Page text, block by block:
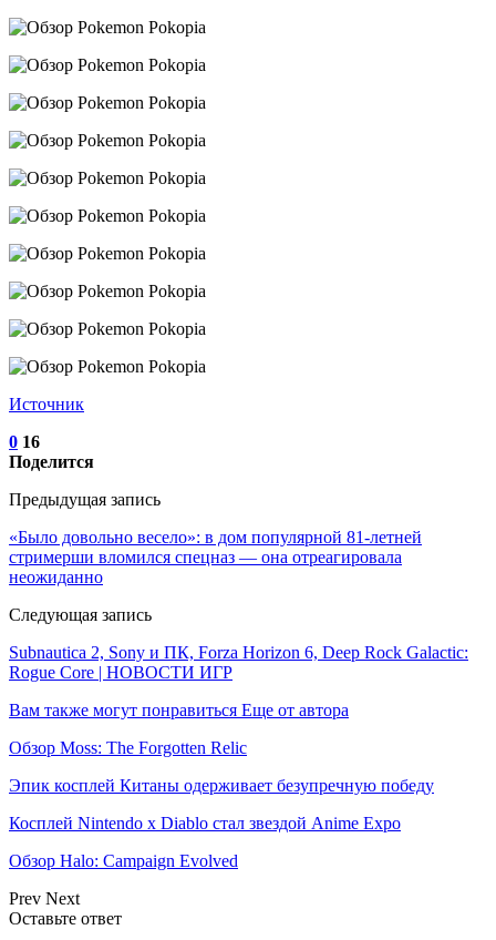
Источник
0 16
Поделится
Предыдущая запись
«Было довольно весело»: в дом популярной 81-летней
стримерши вломился спецназ — она отреагировала
неожиданно
Следующая запись
Subnautica 2, Sony и ПК, Forza Horizon 6, Deep Rock Galactic:
Rogue Core | НОВОСТИ ИГР
Вам также могут понравиться Еще от автора
Обзор Moss: The Forgotten Relic
Эпик косплей Китаны одерживает безупречную победу
Косплей Nintendo x Diablo стал звездой Anime Expo
Обзор Halo: Campaign Evolved
Prev Next
Оставьте ответ